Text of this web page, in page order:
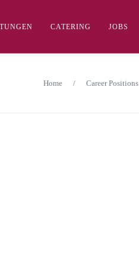
CATERING JOBS
Home / Career Positions